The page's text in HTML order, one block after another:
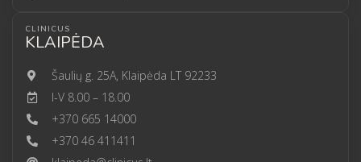
CLINICUS
KLAIPĖDA
Šaulių g. 25A, Klaipėda LT 92233
I-V 8.00 – 18.00
+370 665 14000
+370 46 411411